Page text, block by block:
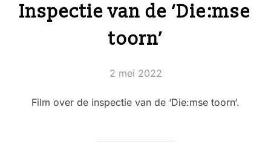
Inspectie van de ‘Die:mse
toorn’
Geplaatst
2 mei 2022
Film over de inspectie van de ‘Die:mse toorn‘.